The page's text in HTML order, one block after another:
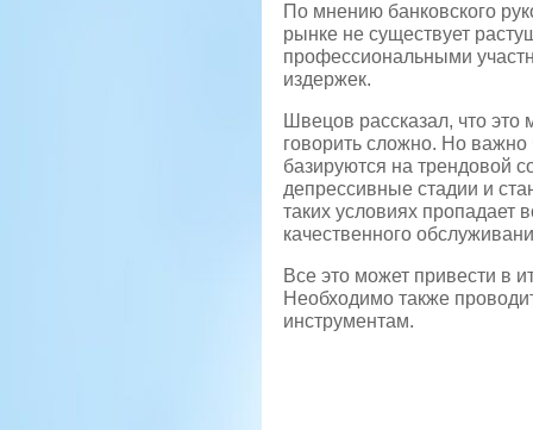
По мнению банковского
рынке не существует
профессиональными
издержек.
Швецов рассказал, что это
говорить сложно. Но важно
базируются на трендовой
депрессивные стадии и
таких условиях пропадает
качественного
Все это может привести в
Необходимо также
инструментам.